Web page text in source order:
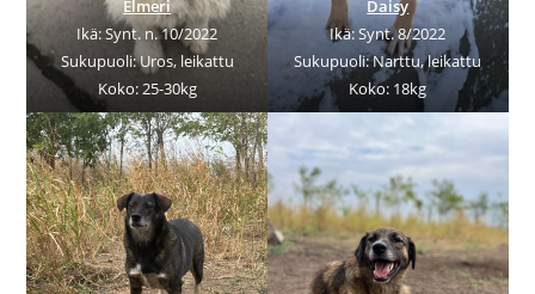
Elmeri
Ikä: Synt. n. 10/2022
Sukupuoli: Uros, leikattu
Koko: 25-30kg
Daisy
Ikä: Synt. 8/2022
Sukupuoli: Narttu, leikattu
Koko: 18kg